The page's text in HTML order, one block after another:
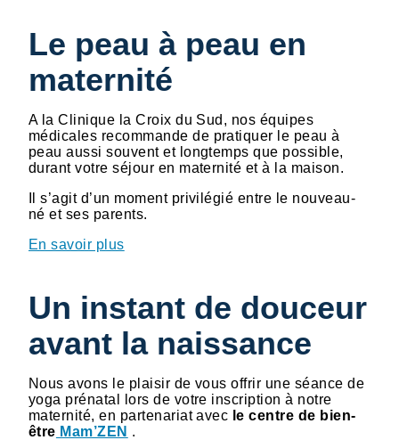
Le peau à peau en
maternité
A la Clinique la Croix du Sud, nos équipes
médicales recommande de pratiquer le peau à
peau aussi souvent et longtemps que possible,
durant votre séjour en maternité et à la maison.
Il s’agit d’un moment privilégié entre le nouveau-
né et ses parents.
En savoir plus
Un instant de douceur
avant la naissance
Nous avons le plaisir de vous offrir une séance de
yoga prénatal lors de votre inscription à notre
maternité, en partenariat avec le centre de bien-
être Mam’ZEN .